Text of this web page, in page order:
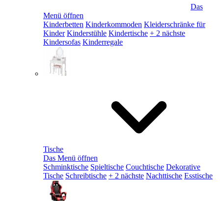
Das
Menü öffnen
Kinderbetten Kinderkommoden Kleiderschränke für
Kinder Kinderstühle Kindertische + 2 nächste
Kindersofas Kinderregale
Tische
Das Menü öffnen
Schminktische Spieltische Couchtische Dekorative
Tische Schreibtische + 2 nächste Nachttische Esstische